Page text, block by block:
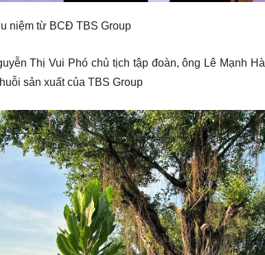
niệm từ BCĐ TBS Group
Thị Vui Phó chủ tịch tập đoàn, ông Lê Mạnh Hà
sản xuất của TBS Group